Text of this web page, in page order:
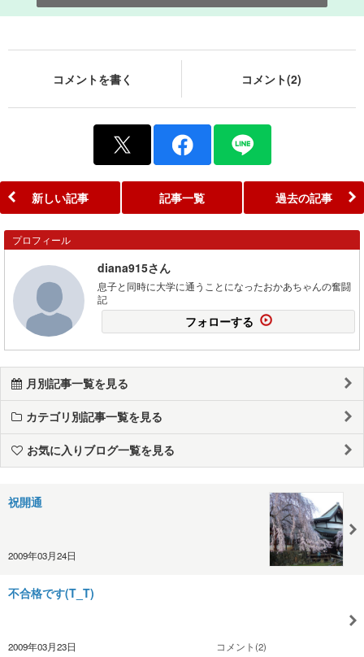
コメントを書く コメント(2)
新しい記事 記事一覧 過去の記事
プロフィール
diana915さん
息子と同時に大学に通うことになったおかあちゃんの奮闘
記
フォローする
月別記事一覧を見る
カテゴリ別記事一覧を見る
お気に入りブログ一覧を見る
祝開通
2009年03月24日
不合格です(T_T)
2009年03月23日 コメント(2)